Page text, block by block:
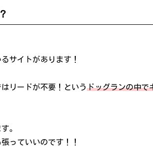
サイトがあります！
リードが不要！というドッグランの中で
。
っていいのです！！